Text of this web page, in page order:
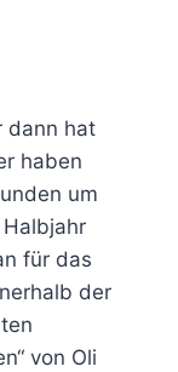
dann hat
haben
um
für das
der
von Oli